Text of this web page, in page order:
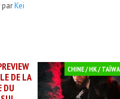
Kei
DE LA
DU
CHINE / HK /